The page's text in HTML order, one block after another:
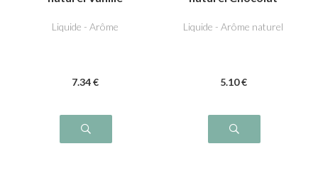
Liquide - Arôme
7.34 €
Liquide - Arôme naturel
5.10 €